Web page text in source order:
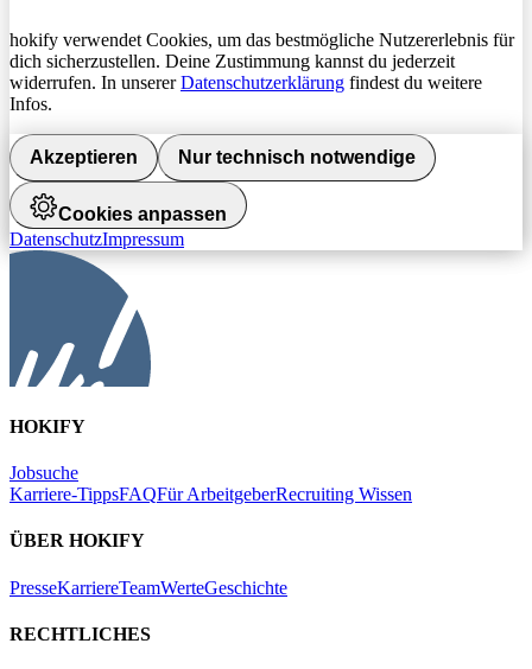
hokify verwendet Cookies, um das bestmögliche Nutzererlebnis für
dich sicherzustellen. Deine Zustimmung kannst du jederzeit
widerrufen. In unsererDatenschutzerklärung findest du weitere
Infos.
Akzeptieren Nur technisch notwendige
Cookies anpassen
DatenschutzImpressum
HOKIFY
Jobsuche
Karriere-TippsFAQFür ArbeitgeberRecruiting Wissen
ÜBER HOKIFY
PresseKarriereTeamWerteGeschichte
RECHTLICHES